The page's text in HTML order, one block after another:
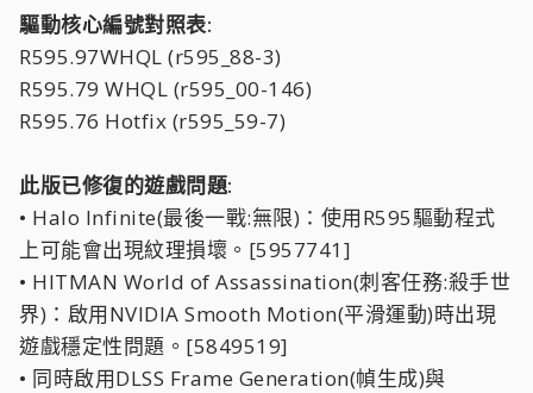
驅動核心編號對照表:
R595.97WHQL (r595_88-3)
R595.79 WHQL (r595_00-146)
R595.76 Hotfix (r595_59-7)
此版已修復的遊戲問題:
• Halo Infinite(最後一戰:無限)：使用R595驅動程式
上可能會出現紋理損壞。[5957741]
• HITMAN World of Assassination(刺客任務:殺手世
界)：啟用NVIDIA Smooth Motion(平滑運動)時出現
遊戲穩定性問題。[5849519]
• 同時啟用DLSS Frame Generation(幀生成)與